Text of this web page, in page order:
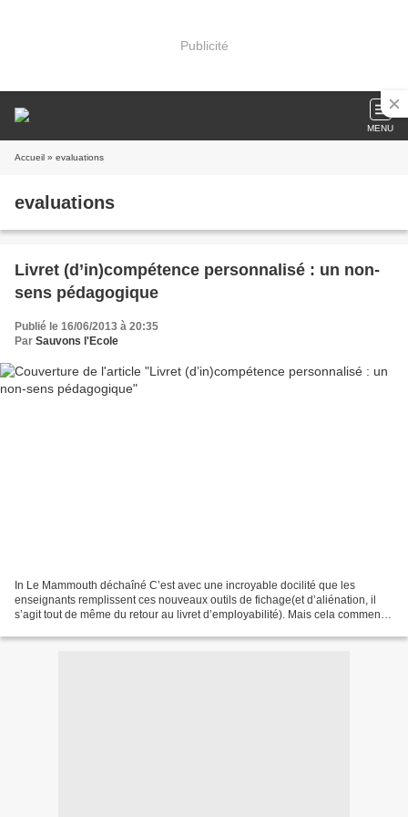
Publicité
MENU
Accueil » evaluations
evaluations
Livret (d’in)compétence personnalisé : un non-
sens pédagogique
Publié le 16/06/2013 à 20:35
Par Sauvons l'Ecole
In Le Mammouth déchaîné C’est avec une incroyable docilité que les
enseignants remplissent ces nouveaux outils de fichage(et d’aliénation, il
s’agit tout de même du retour au livret d’employabilité). Mais cela commence